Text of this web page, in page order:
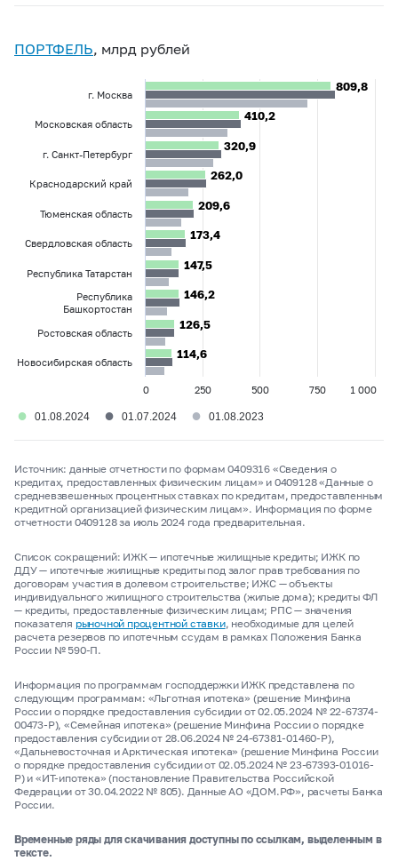
ПОРТФЕЛЬ, млрд рублей
809,8
809,8
410,2
410,2
320,9
320,9
262,0
262,0
209,6
209,6
173,4
173,4
147,5
147,5
146,2
146,2
126,5
126,5
114,6
114,6
г. Москва
Московская область
г. Санкт-Петербург
Краснодарский край
Тюменская область
Свердловская область
Республика Татарстан
Республика
Башкортостан
Ростовская область
Новосибирская область
0 250 500 750 1 000
● 01.08.2024 ● 01.07.2024 ● 01.08.2023
Источник: данные отчетности по формам 0409316 «Сведения о
кредитах, предоставленных физическим лицам» и 0409128 «Данные о
средневзвешенных процентных ставках по кредитам, предоставленным
кредитной организацией физическим лицам». Информация по форме
отчетности 0409128 за июль 2024 года предварительная.
Список сокращений: ИЖК — ипотечные жилищные кредиты; ИЖК по
ДДУ — ипотечные жилищные кредиты под залог прав требования по
договорам участия в долевом строительстве; ИЖС — объекты
индивидуального жилищного строительства (жилые дома); кредиты ФЛ
— кредиты, предоставленные физическим лицам; РПС — значения
показателя рыночной процентной ставки, необходимые для целей
расчета резервов по ипотечным ссудам в рамках Положения Банка
России № 590-П.
Информация по программам господдержки ИЖК представлена по
следующим программам: «Льготная ипотека» (решение Минфина
России о порядке предоставления субсидии от 02.05.2024 № 22-67374-
00473-Р), «Семейная ипотека» (решение Минфина России о порядке
предоставления субсидии от 28.06.2024 № 24-67381-01460-Р),
«Дальневосточная и Арктическая ипотека» (решение Минфина России
о порядке предоставления субсидии от 02.05.2024 № 23-67393-01016-
Р) и «ИТ-ипотека» (постановление Правительства Российской
Федерации от 30.04.2022 № 805). Данные АО «ДОМ.РФ», расчеты Банка
России.
Временные ряды для скачивания доступны по ссылкам, выделенным в
тексте.